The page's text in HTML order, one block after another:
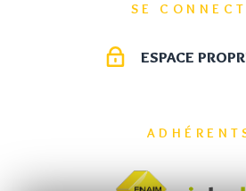
SE
ESPACE